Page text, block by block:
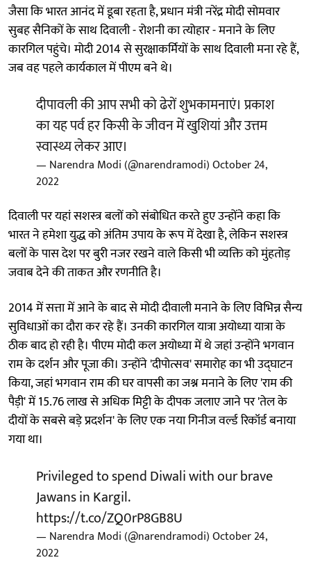
जैसा कि भारत आनंद में डूबा रहता है, प्रधान मंत्री नरेंद्र मोदी सोमवार
सुबह सैनिकों के साथ दिवाली - रोशनी का त्योहार - मनाने के लिए
कारगिल पहुंचे। मोदी 2014 से सुरक्षाकर्मियों के साथ दिवाली मना रहे हैं,
जब वह पहले कार्यकाल में पीएम बने थे।
दीपावली की आप सभी को ढेरों शुभकामनाएं। प्रकाश
का यह पर्व हर किसी के जीवन में खुशियां और उत्तम
स्वास्थ्य लेकर आए।
— Narendra Modi (@narendramodi)October 24,
2022
दिवाली पर यहां सशस्त्र बलों को संबोधित करते हुए उन्होंने कहा कि
भारत ने हमेशा युद्ध को अंतिम उपाय के रूप में देखा है, लेकिन सशस्त्र
बलों के पास देश पर बुरी नजर रखने वाले किसी भी व्यक्ति को मुंहतोड़
जवाब देने की ताकत और रणनीति है।
2014 में सत्ता में आने के बाद से मोदी दीवाली मनाने के लिए विभिन्न सैन्य
सुविधाओं का दौरा कर रहे हैं। उनकी कारगिल यात्रा अयोध्या यात्रा के
ठीक बाद हो रही है। पीएम मोदी कल अयोध्या में थे जहां उन्होंने भगवान
राम के दर्शन और पूजा की। उन्होंने 'दीपोत्सव' समारोह का भी उद्घाटन
किया, जहां भगवान राम की घर वापसी का जश्न मनाने के लिए 'राम की
पैड़ी' में 15.76 लाख से अधिक मिट्टी के दीपक जलाए जाने पर 'तेल के
दीयों के सबसे बड़े प्रदर्शन' के लिए एक नया गिनीज वर्ल्ड रिकॉर्ड बनाया
गया था।
Privileged to spend Diwali with our brave
Jawans in Kargil.
https://t.co/ZQ0rP8GB8U
— Narendra Modi (@narendramodi)October 24,
2022